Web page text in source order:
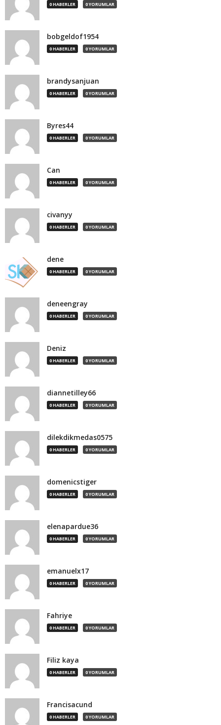
0 HABERLER 0 YORUMLAR
bobgeldof1954
0 HABERLER 0 YORUMLAR
brandysanjuan
0 HABERLER 0 YORUMLAR
Byres44
0 HABERLER 0 YORUMLAR
Can
0 HABERLER 0 YORUMLAR
civanyy
0 HABERLER 0 YORUMLAR
dene
0 HABERLER 0 YORUMLAR
deneengray
0 HABERLER 0 YORUMLAR
Deniz
0 HABERLER 0 YORUMLAR
diannetilley66
0 HABERLER 0 YORUMLAR
dilekdikmedas0575
0 HABERLER 0 YORUMLAR
domenicstiger
0 HABERLER 0 YORUMLAR
elenapardue36
0 HABERLER 0 YORUMLAR
emanuelx17
0 HABERLER 0 YORUMLAR
Fahriye
0 HABERLER 0 YORUMLAR
Filiz kaya
0 HABERLER 0 YORUMLAR
Francisacund
0 HABERLER 0 YORUMLAR